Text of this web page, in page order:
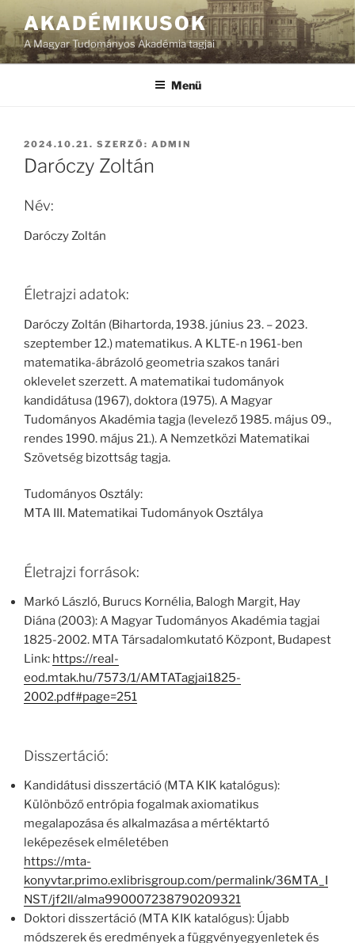
AKADÉMIKUSOK
A Magyar Tudományos Akadémia tagjai
Menü
BEKÜLDVE:
2024.10.21. SZERZŐ: ADMIN
Daróczy Zoltán
Név:
Daróczy Zoltán
Életrajzi adatok:
Daróczy Zoltán (Bihartorda, 1938. június 23. – 2023.
szeptember 12.) matematikus. A KLTE-n 1961-ben
matematika-ábrázoló geometria szakos tanári
oklevelet szerzett. A matematikai tudományok
kandidátusa (1967), doktora (1975). A Magyar
Tudományos Akadémia tagja (levelező 1985. május 09.,
rendes 1990. május 21.). A Nemzetközi Matematikai
Szövetség bizottság tagja.
Tudományos Osztály:
MTA III. Matematikai Tudományok Osztálya
Életrajzi források:
Markó László, Burucs Kornélia, Balogh Margit, Hay
Diána (2003): A Magyar Tudományos Akadémia tagjai
1825-2002. MTA Társadalomkutató Központ, Budapest
Link: https://real-
eod.mtak.hu/7573/1/AMTATagjai1825-
2002.pdf#page=251
Disszertáció:
Kandidátusi disszertáció (MTA KIK katalógus):
Különböző entrópia fogalmak axiomatikus
megalapozása és alkalmazása a mértéktartó
leképezések elméletében
https://mta-
konyvtar.primo.exlibrisgroup.com/permalink/36MTA_I
NST/jf2ll/alma990007238790209321
Doktori disszertáció (MTA KIK katalógus): Újabb
módszerek és eredmények a függvényegyenletek és